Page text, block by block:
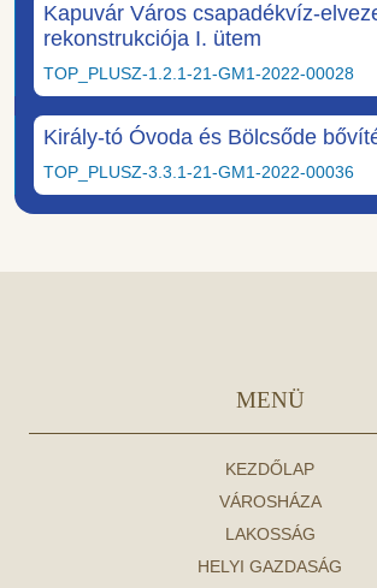
Kapuvár Város csapadékvíz-
rekonstrukciója I. ütem
TOP_PLUSZ-1.2.1-21-GM1-2022-00028
Király-tó Óvoda és Bölcsőde
TOP_PLUSZ-3.3.1-21-GM1-2022-00036
MENÜ
KEZDŐLAP
VÁROSHÁZA
LAKOSSÁG
HELYI GAZDASÁG